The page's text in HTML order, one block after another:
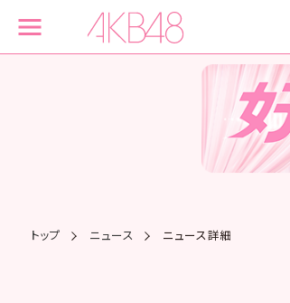
トップ ニュース ニュース詳細